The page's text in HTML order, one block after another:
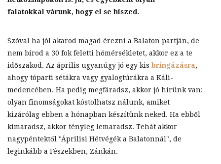
falatokkal várunk, hogy el se hiszed.
Szóval ha jól akarod magad érezni a Balaton partján, de
nem bírod a 30 fok feletti hőmérsékletet, akkor ez a te
időszakod. Az április ugyanúgy jó egy kisbringázásra,
ahogy tóparti sétákra vagy gyalogtúrákra a Káli-
medencében. Ha pedig megfáradsz, akkor jó hírünk van:
olyan finomságokat kóstolhatsz nálunk, amiket
kizárólag ebben a hónapban készítünk neked. Ha ebből
kimaradsz, akkor tényleg lemaradsz. Tehát akkor
nagypéntektől "Áprilisi Hétvégék a Balatonnál", de
leginkább a Fészekben, Zánkán.